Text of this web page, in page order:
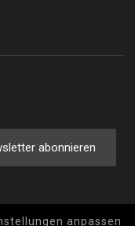
abonnieren
anpassen